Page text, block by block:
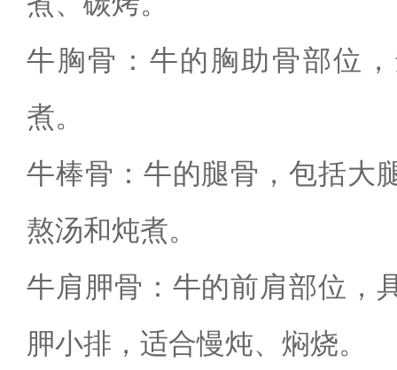
牛胸骨：牛的胸助骨部位
煮。
牛棒骨：牛的腿骨，包括大
熬汤和炖煮。
牛肩胛骨：牛的前肩部位，
胛小排，适合慢炖、焖烧。